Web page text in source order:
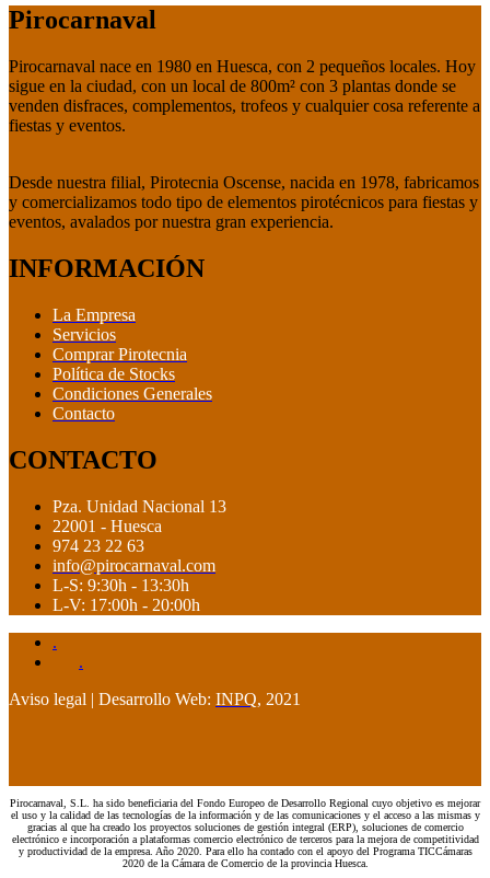
Pirocarnaval
Pirocarnaval nace en 1980 en Huesca, con 2 pequeños locales. Hoy
sigue en la ciudad, con un local de 800m² con 3 plantas donde se
venden disfraces, complementos, trofeos y cualquier cosa referente a
fiestas y eventos.
Desde nuestra filial, Pirotecnia Oscense, nacida en 1978, fabricamos
y comercializamos todo tipo de elementos pirotécnicos para fiestas y
eventos, avalados por nuestra gran experiencia.
INFORMACIÓN
La Empresa
Servicios
Comprar Pirotecnia
Política de Stocks
Condiciones Generales
Contacto
CONTACTO
Pza. Unidad Nacional 13
22001 - Huesca
974 23 22 63
info@pirocarnaval.com
L-S: 9:30h - 13:30h
L-V: 17:00h - 20:00h
.
.
Aviso legal | Desarrollo Web: INPQ, 2021
Pirocarnaval, S.L. ha sido beneficiaria del Fondo Europeo de Desarrollo Regional cuyo objetivo es mejorar
el uso y la calidad de las tecnologías de la información y de las comunicaciones y el acceso a las mismas y
gracias al que ha creado los proyectos soluciones de gestión integral (ERP), soluciones de comercio
electrónico e incorporación a plataformas comercio electrónico de terceros para la mejora de competitividad
y productividad de la empresa. Año 2020. Para ello ha contado con el apoyo del Programa TICCámaras
2020 de la Cámara de Comercio de la provincia Huesca.